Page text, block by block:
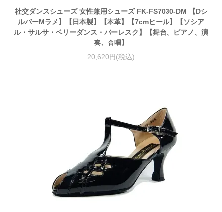
社交ダンスシューズ 女性兼用シューズ FK-FS7030-DM 【Dシ
ルバーMラメ】【日本製】【本革】【7cmヒール】【ソシア
ル・サルサ・ベリーダンス・バーレスク】【舞台、ピアノ、演
奏、合唱】
20,620円(税込)